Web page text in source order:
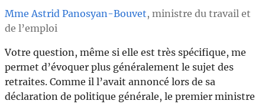
Mme Astrid Panosyan-Bouvet, ministre du travail et
de l’emploi
Votre question, même si elle est très spécifique, me
permet d’évoquer plus généralement le sujet des
retraites. Comme il l’avait annoncé lors de sa
déclaration de politique générale, le premier ministre